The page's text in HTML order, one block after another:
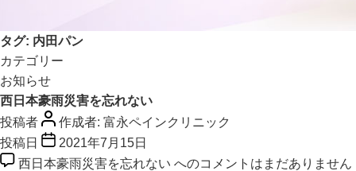
タグ: 内田パン
カテゴリー
お知らせ
西日本豪雨災害を忘れない
投稿者
作成者: 富永ペインクリニック
投稿日
2021年7月15日
西日本豪雨災害を忘れない へのコメントはまだありません